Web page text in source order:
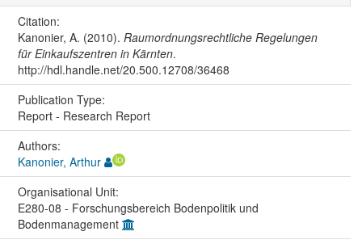
Citation:
Kanonier, A. (2010). Raumordnungsrechtliche Regelungen
für Einkaufszentren in Kärnten.
http://hdl.handle.net/20.500.12708/36468
Publication Type:
Report - Research Report
Authors:
Kanonier, Arthur
Organisational Unit:
E280-08 - Forschungsbereich Bodenpolitik und
Bodenmanagement